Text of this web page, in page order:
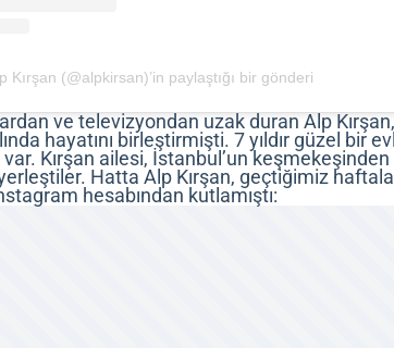
Kırşan (@alpkirsan)’in paylaştığı bir gönderi
ve televizyondan uzak duran Alp
hayatını birleştirmişti. 7 yıldır güzel bir
Kırşan ailesi, İstanbul’un keşmekeşinden
Hatta Alp Kırşan, geçtiğimiz
hesabından kutlamıştı: